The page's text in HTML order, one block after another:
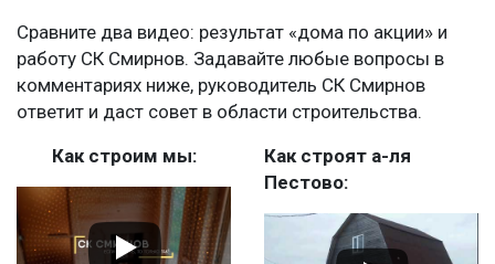
Сравните два видео: результат «дома по акции» и
работу СК Смирнов. Задавайте любые вопросы в
комментариях ниже, руководитель СК Смирнов
ответит и даст совет в области строительства.
Как строим мы:
Как строят а-ля
Пестово: